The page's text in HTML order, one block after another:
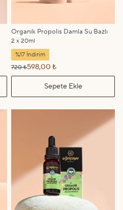
Organik Propolis Damla Su Bazlı
2 x 20ml
%17 İndirim
720 ₺598,00 ₺
Sepete Ekle